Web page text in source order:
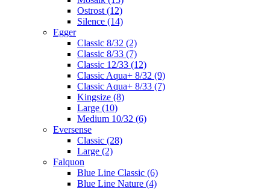
Ostrost (12)
Silence (14)
Egger
Classic 8/32 (2)
Classic 8/33 (7)
Classic 12/33 (12)
Classic Aqua+ 8/32 (9)
Classic Aqua+ 8/33 (7)
Kingsize (8)
Large (10)
Medium 10/32 (6)
Eversense
Classic (28)
Large (2)
Falquon
Blue Line Classic (6)
Blue Line Nature (4)